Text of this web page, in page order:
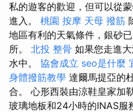
私的遊客的歡迎，但可以從
進入。 桃園 按摩 天母 撥筋
地區有利的天氣條件，銀砂
所。 北投 整骨 如果您走進
水中。 協會成立 seo是什麼
身體撥筋教學 達爾馬提亞的
合。 心形西裝由涼鞋皇家加
玻璃地板和24小時的INAS服